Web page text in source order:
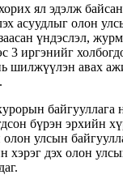
ял эдэлж
асуудлыг олон
үндэслэл,
3 иргэнийг
шилжүүлэн авах
байгууллага
бүрэн эрхийн
улсын
хэрэг дэх олон